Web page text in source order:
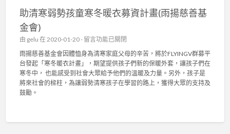
動
社
互
助
共
好
〉
中
勢
募
集
配
戴
近
助清寒弱勢孩童寒冬暖衣募資計畫(雨揚慈善基
金會)
由 gelu 在 2020-01-20 - 在
〈
助
清
寒
弱
留言功能已關閉
雨揚慈善基金會因體恤身為清寒家庭父母的辛苦，將於FLYINGV群募平
台發起「寒冬暖衣計畫」，期望提供孩子們新的保暖外套，讓孩子們在
寒冬中， 也能感受到社會大眾給予他們的溫暖及力量。另外，孩子是
將來社會的樑柱，為讓弱勢清寒孩子在學習的路上，獲得大眾的支持及
鼓勵。